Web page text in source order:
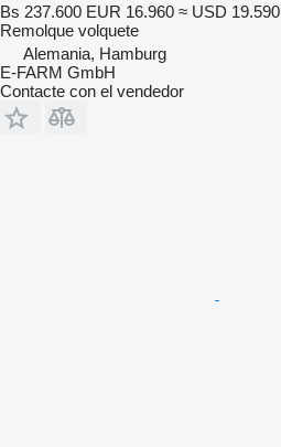
Bs 237.600 EUR 16.960 ≈ USD 19.590
Remolque volquete
Alemania, Hamburg
E-FARM GmbH
Contacte con el vendedor